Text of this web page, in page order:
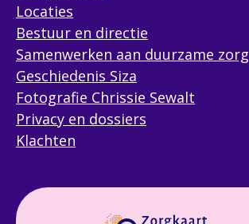
Locaties
Bestuur en directie
Samenwerken aan duurzame zorg
Geschiedenis Siza
Fotografie Chrissie Sewalt
Privacy en dossiers
Klachten